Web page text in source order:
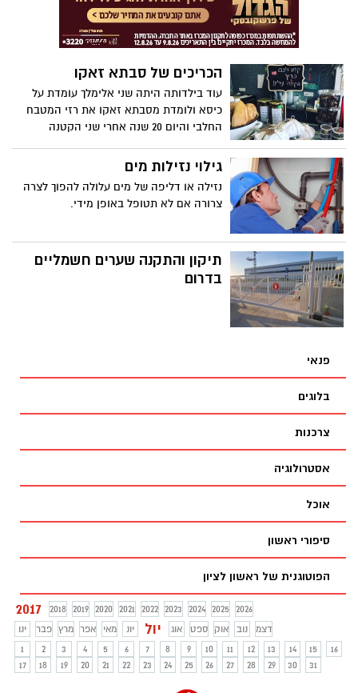
הכריכים של סבתא זאקו
עוד בילדותה היתה שני אלימלך עומדת על
כיסא ולומדת מסבתא זאקו את רזי המטבח
החלבי והיום 20 שנה אחרי שני הקטנה
שכונת כרמים שבראשון לציון.
גילוי נזילות מים
נזילה או דליפה של מים עלולה להפוך לצרה
צרורה אם לא תטופל באופן מידי.
תיקון והתקנה שערים חשמליים
בדרום
פנאי
בלוגים
צרכנות
אסטרולוגיה
אוכל
סיפורי ראשון
הפוטוגנית של ראשון לציון
2017 2018 2019 2020 2021 2022 2023 2024 2025
2026
ינו
פבר מרץ אפר מאי יונ יול אוג ספט אוק נוב
דצמ
1
2 3 4 5 6 7 8 9 10 11 12 13 14 15
16
17
18 19 20 21 22 23 24 25 26 27 28 29 30 31